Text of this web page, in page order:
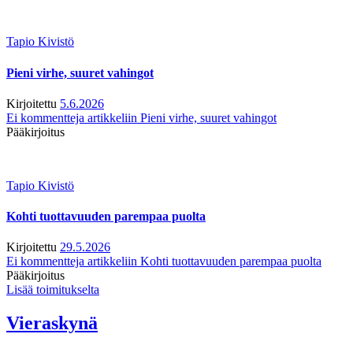
Tapio Kivistö
Pieni virhe, suuret vahingot
Kirjoitettu 5.6.2026
Ei kommentteja artikkeliin Pieni virhe, suuret vahingot
Pääkirjoitus
Tapio Kivistö
Kohti tuottavuuden parempaa puolta
Kirjoitettu 29.5.2026
Ei kommentteja artikkeliin Kohti tuottavuuden parempaa puolta
Pääkirjoitus
Lisää toimitukselta
Vieraskynä